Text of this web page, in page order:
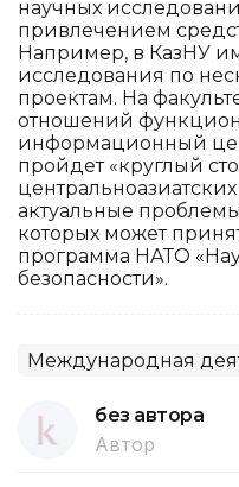
научных
привлечением
Например, в КазНУ
исследования по
проектам. На
отношений
информационный
пройдет «круглый
актуальные
которых может
программа НАТО
безопасности».
Международная
без автора
Автор